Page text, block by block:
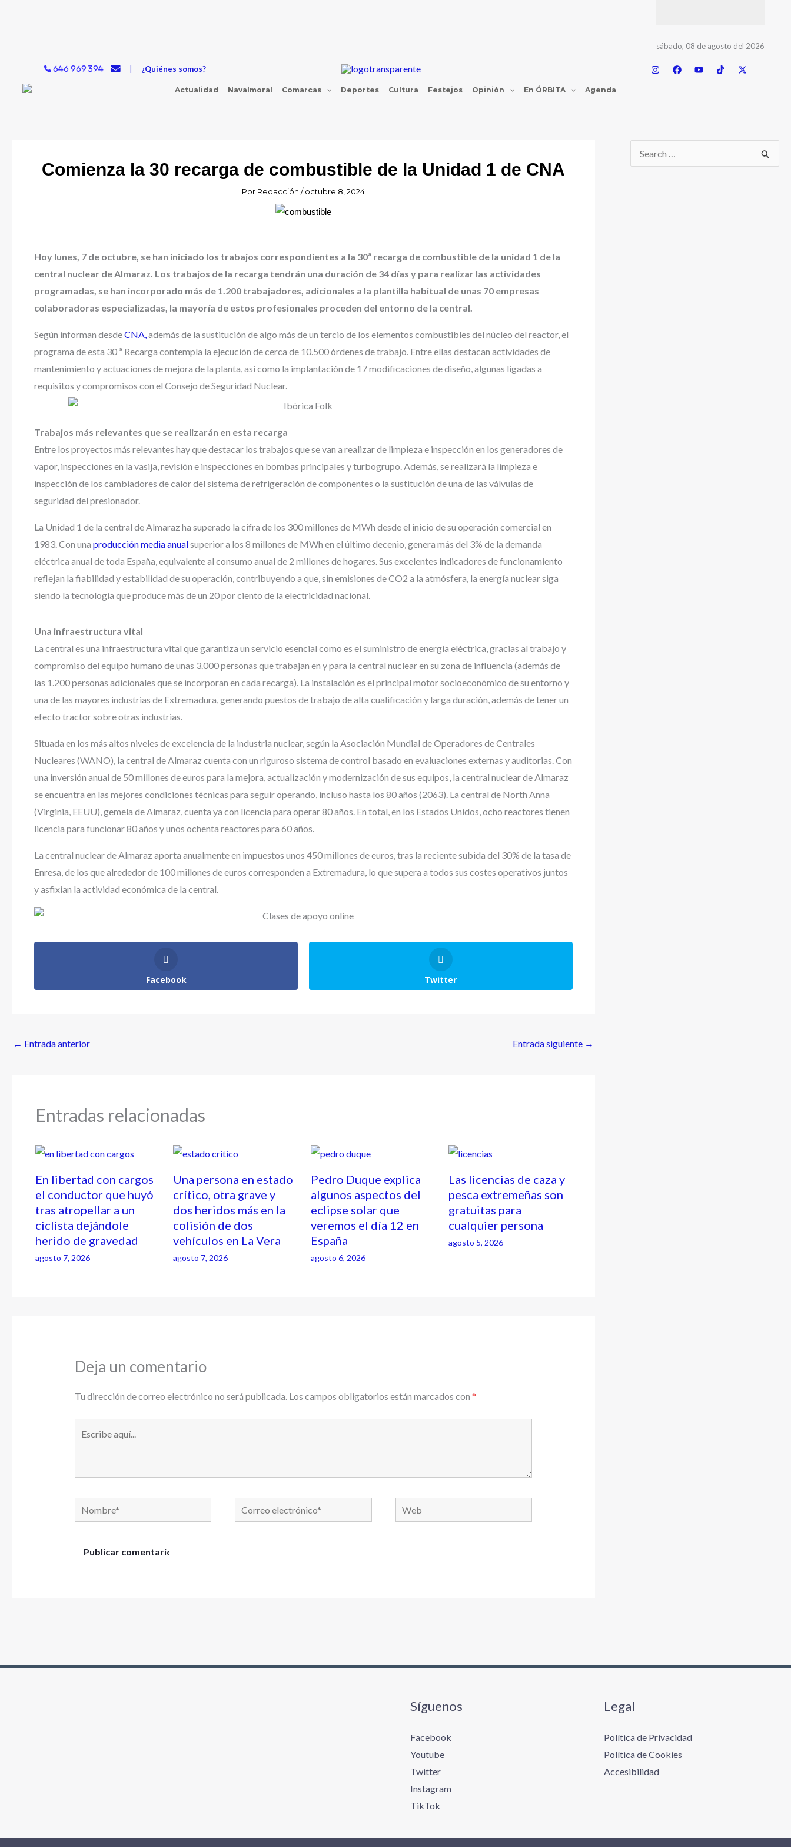
sábado, 08 de agosto del 2026
646 969 394 ¿Quiénes somos?
Actualidad Navalmoral Comarcas Deportes Cultura Festejos Opinión En ÓRBITA Agenda
Comienza la 30 recarga de combustible de la Unidad 1 de CNA
Por Redacción/octubre 8, 2024
Hoy lunes, 7 de octubre, se han iniciado los trabajos correspondientes a la 30ª recarga de combustible de la unidad 1 de la
central nuclear de Almaraz. Los trabajos de la recarga tendrán una duración de 34 días y para realizar las actividades
programadas, se han incorporado más de 1.200 trabajadores, adicionales a la plantilla habitual de unas 70 empresas
colaboradoras especializadas, la mayoría de estos profesionales proceden del entorno de la central.
Según informan desdeCNA,además de la sustitución de algo más de un tercio de los elementos combustibles del núcleo del reactor, el
programa de esta 30 ª Recarga contempla la ejecución de cerca de 10.500 órdenes de trabajo. Entre ellas destacan actividades de
mantenimiento y actuaciones de mejora de la planta, así como la implantación de 17 modificaciones de diseño, algunas ligadas a
requisitos y compromisos con el Consejo de Seguridad Nuclear.
Trabajos más relevantes que se realizarán en esta recarga
Entre los proyectos más relevantes hay que destacar los trabajos que se van a realizar de limpieza e inspección en los generadores de
vapor, inspecciones en la vasija, revisión e inspecciones en bombas principales y turbogrupo. Además, se realizará la limpieza e
inspección de los cambiadores de calor del sistema de refrigeración de componentes o la sustitución de una de las válvulas de
seguridad del presionador.
La Unidad 1 de la central de Almaraz ha superado la cifra de los 300 millones de MWh desde el inicio de su operación comercial en
1983. Con una producción media anualsuperior a los 8 millones de MWh en el último decenio, genera más del 3% de la demanda
eléctrica anual de toda España, equivalente al consumo anual de 2 millones de hogares. Sus excelentes indicadores de funcionamiento
reflejan la fiabilidad y estabilidad de su operación, contribuyendo a que, sin emisiones de CO2 a la atmósfera, la energía nuclear siga
siendo la tecnología que produce más de un 20 por ciento de la electricidad nacional.
Una infraestructura vital
La central es una infraestructura vital que garantiza un servicio esencial como es el suministro de energía eléctrica, gracias al trabajo y
compromiso del equipo humano de unas 3.000 personas que trabajan en y para la central nuclear en su zona de influencia (además de
las 1.200 personas adicionales que se incorporan en cada recarga). La instalación es el principal motor socioeconómico de su entorno y
una de las mayores industrias de Extremadura, generando puestos de trabajo de alta cualificación y larga duración, además de tener un
efecto tractor sobre otras industrias.
Situada en los más altos niveles de excelencia de la industria nuclear, según la Asociación Mundial de Operadores de Centrales
Nucleares (WANO), la central de Almaraz cuenta con un riguroso sistema de control basado en evaluaciones externas y auditorias. Con
una inversión anual de 50 millones de euros para la mejora, actualización y modernización de sus equipos, la central nuclear de Almaraz
se encuentra en las mejores condiciones técnicas para seguir operando, incluso hasta los 80 años (2063). La central de North Anna
(Virginia, EEUU), gemela de Almaraz, cuenta ya con licencia para operar 80 años. En total, en los Estados Unidos, ocho reactores tienen
licencia para funcionar 80 años y unos ochenta reactores para 60 años.
La central nuclear de Almaraz aporta anualmente en impuestos unos 450 millones de euros, tras la reciente subida del 30% de la tasa de
Enresa, de los que alrededor de 100 millones de euros corresponden a Extremadura, lo que supera a todos sus costes operativos juntos
y asfixian la actividad económica de la central.
Facebook Twitter
← Entrada anterior Entrada siguiente →
Entradas relacionadas
En libertad con cargos
el conductor que huyó
tras atropellar a un
ciclista dejándole
herido de gravedad
agosto 7, 2026
Una persona en estado
crítico, otra grave y
dos heridos más en la
colisión de dos
vehículos en La Vera
agosto 7, 2026
Pedro Duque explica
algunos aspectos del
eclipse solar que
veremos el día 12 en
España
agosto 6, 2026
Las licencias de caza y
pesca extremeñas son
gratuitas para
cualquier persona
agosto 5, 2026
Deja un comentario
Tu dirección de correo electrónico no será publicada. Los campos obligatorios están marcados con *
Nombre*
Correo
electrónico*
Web
Síguenos
Facebook
Youtube
Twitter
Instagram
TikTok
Legal
Política de Privacidad
Política de Cookies
Accesibilidad